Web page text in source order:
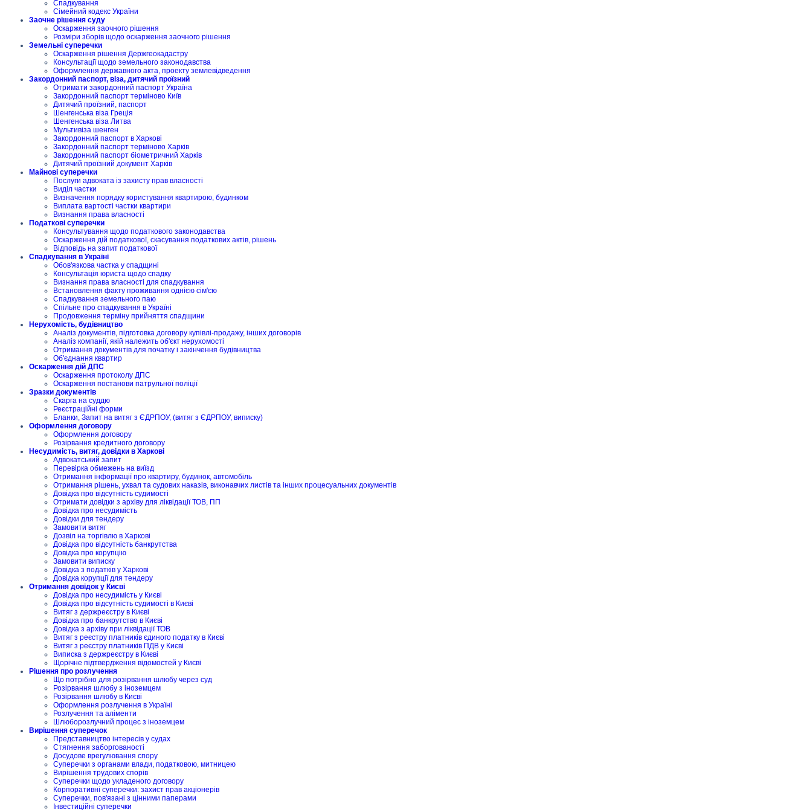
Спадкування
Сімейний кодекс України
Заочне рішення суду
Оскарження заочного рішення
Розміри зборів щодо оскарження заочного рішення
Земельні суперечки
Оскарження рішення Держгеокадастру
Консультації щодо земельного законодавства
Оформлення державного акта, проекту землевідведення
Закордонний паспорт, віза, дитячий проїзний
Отримати закордонний паспорт Україна
Закордонний паспорт терміново Київ
Дитячий проїзний, паспорт
Шенгенська віза Греція
Шенгенська віза Литва
Мультивіза шенген
Закордонний паспорт в Харкові
Закордонний паспорт терміново Харків
Закордонний паспорт біометричний Харків
Дитячий проїзний документ Харків
Майнові суперечки
Послуги адвоката із захисту прав власності
Виділ частки
Визначення порядку користування квартирою, будинком
Виплата вартості частки квартири
Визнання права власності
Податкові суперечки
Консультування щодо податкового законодавства
Оскарження дій податкової, скасування податкових актів, рішень
Відповідь на запит податкової
Спадкування в Україні
Обов'язкова частка у спадщині
Консультація юриста щодо спадку
Визнання права власності для спадкування
Встановлення факту проживання однією сім'єю
Спадкування земельного паю
Спільне про спадкування в Україні
Продовження терміну прийняття спадщини
Нерухомість, будівництво
Аналіз документів, підготовка договору купівлі-продажу, інших договорів
Аналіз компанії, якій належить об'єкт нерухомості
Отримання документів для початку і закінчення будівництва
Об'єднання квартир
Оскарження дій ДПС
Оскарження протоколу ДПС
Оскарження постанови патрульної поліції
Зразки документів
Скарга на суддю
Реєстраційні форми
Бланки, Запит на витяг з ЄДРПОУ, (витяг з ЄДРПОУ, виписку)
Оформлення договору
Оформлення договору
Розірвання кредитного договору
Несудимість, витяг, довідки в Харкові
Адвокатський запит
Перевірка обмежень на виїзд
Отримання інформації про квартиру, будинок, автомобіль
Отримання рішень, ухвал та судових наказів, виконавчих листів та інших процесуальних документів
Довідка про відсутність судимості
Отримати довідки з архіву для ліквідації ТОВ, ПП
Довідка про несудимість
Довідки для тендеру
Замовити витяг
Дозвіл на торгівлю в Харкові
Довідка про відсутність банкрутства
Довідка про корупцію
Замовити виписку
Довідка з податків у Харкові
Довідка корупції для тендеру
Отримання довідок у Києві
Довідка про несудимість у Києві
Довідка про відсутність судимості в Києві
Витяг з держреєстру в Києві
Довідка про банкрутство в Києві
Довідка з архіву при ліквідації ТОВ
Витяг з реєстру платників єдиного податку в Києві
Витяг з реєстру платників ПДВ у Києві
Виписка з держреєстру в Києві
Щорічне підтвердження відомостей у Києві
Рішення про розлучення
Що потрібно для розірвання шлюбу через суд
Розірвання шлюбу з іноземцем
Розірвання шлюбу в Києві
Оформлення розлучення в Україні
Розлучення та аліменти
Шлюборозлучний процес з іноземцем
Вирішення суперечок
Представництво інтересів у судах
Стягнення заборгованості
Досудове врегулювання спору
Суперечки з органами влади, податковою, митницею
Вирішення трудових спорів
Суперечки щодо укладеного договору
Корпоративні суперечки: захист прав акціонерів
Суперечки, пов'язані з цінними паперами
Інвестиційні суперечки